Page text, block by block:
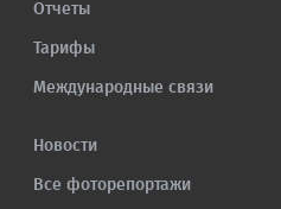
Отчеты
Тарифы
Международные связи
Новости
Все фоторепортажи